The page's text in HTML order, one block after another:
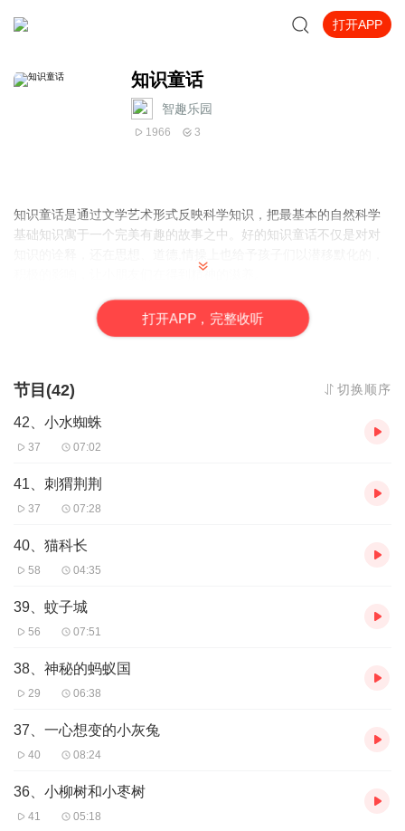
打开APP
知识童话
智趣乐园
1966 3
知识童话是通过文学艺术形式反映科学知识，把最基本的自然科学
基础知识寓于一个完美有趣的故事之中。好的知识童话不仅是对对
积极的影响，让小朋友们在得到精神的滋养。
打开APP，完整收听
节目(42) 切换顺序
42、小水蜘蛛
37 07:02
41、刺猬荆荆
37 07:28
40、猫科长
58 04:35
39、蚊子城
56 07:51
38、神秘的蚂蚁国
29 06:38
37、一心想变的小灰兔
40 08:24
36、小柳树和小枣树
41 05:18